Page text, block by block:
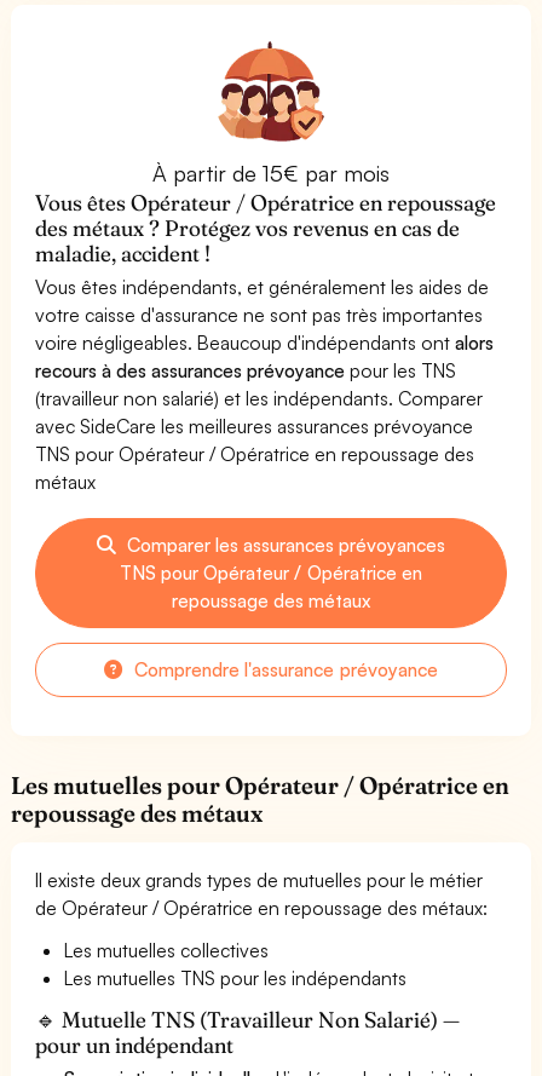
À partir de 15€ par mois
Vous êtes Opérateur / Opératrice en repoussage
des métaux ? Protégez vos revenus en cas de
maladie, accident !
Vous êtes indépendants, et généralement les aides de
votre caisse d'assurance ne sont pas très importantes
voire négligeables. Beaucoup d'indépendants ontalors
recours à des assurances prévoyance pour les TNS
(travailleur non salarié) et les indépendants. Comparer
avec SideCare les meilleures assurances prévoyance
TNS pour Opérateur / Opératrice en repoussage des
métaux
Comparer les assurances prévoyances
TNS pour Opérateur / Opératrice en
repoussage des métaux
Comprendre l'assurance prévoyance
Les mutuelles pour Opérateur / Opératrice en
repoussage des métaux
Il existe deux grands types de mutuelles pour le métier
de Opérateur / Opératrice en repoussage des métaux:
Les mutuelles collectives
Les mutuelles TNS pour les indépendants
🔹 Mutuelle TNS (Travailleur Non Salarié) —
pour un indépendant